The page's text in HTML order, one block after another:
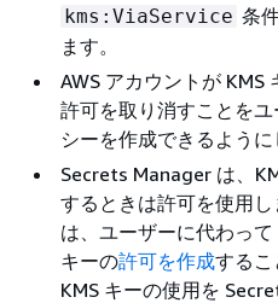
kms:ViaService 条
ます。
AWS アカウントが KMS
許可を取り消すことを
シーを作成できるように
Secrets Manager は、
するときは許可を使用
は、ユーザーに代わっ
キーの許可を作成する
KMS キーの使用を